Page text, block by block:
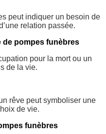
peut indiquer un besoin de
relation passée.
de pompes funèbres
pour la mort ou un
de la vie.
rêve peut symboliser une
de vie.
funèbres